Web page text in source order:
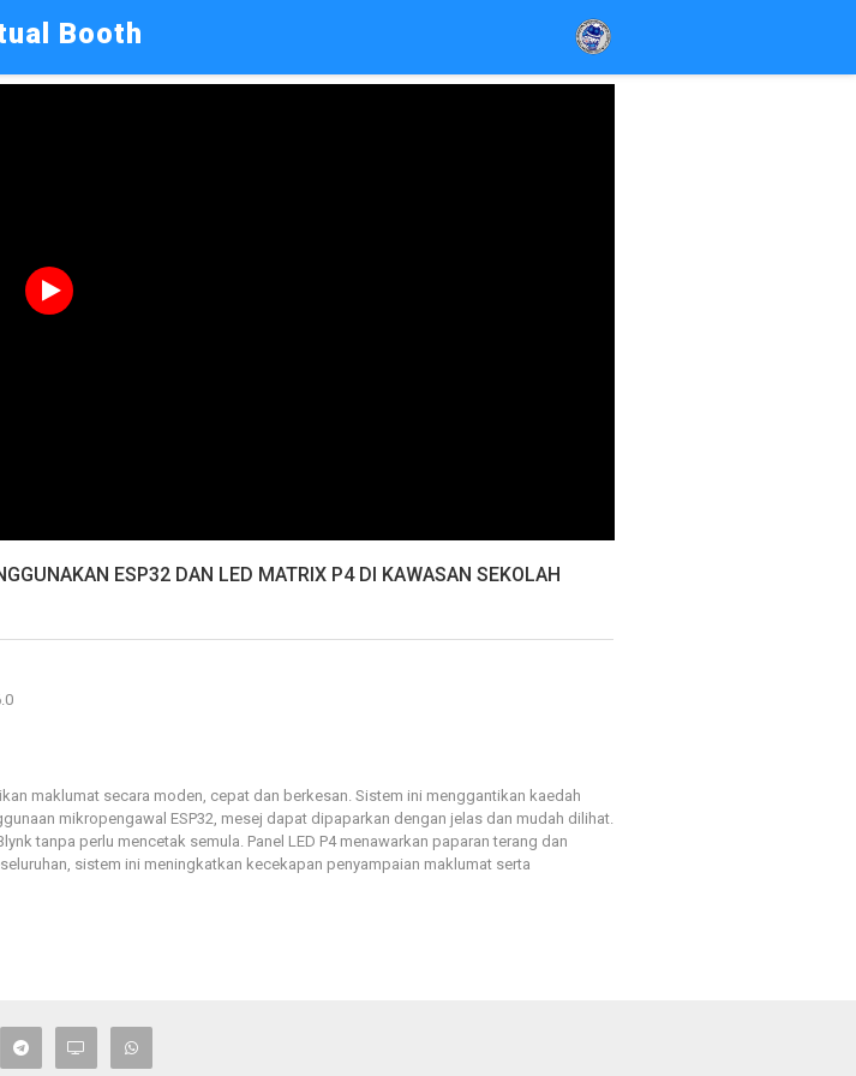
Booth
ESP32 DAN LED MATRIX P4 DI KAWASAN SEKOLAH
maklumat secara moden, cepat dan berkesan. Sistem ini menggantikan kaedah
mikropengawal ESP32, mesej dapat dipaparkan dengan jelas dan mudah dilihat.
tanpa perlu mencetak semula. Panel LED P4 menawarkan paparan terang dan
sistem ini meningkatkan kecekapan penyampaian maklumat serta